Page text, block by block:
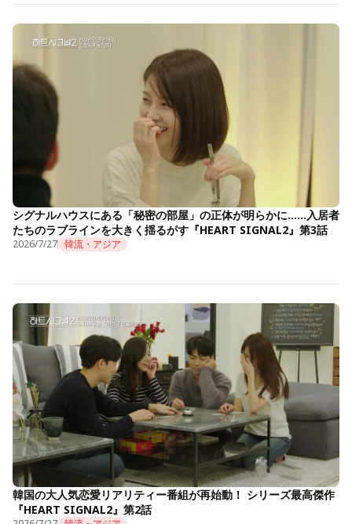
シグナルハウスにある「秘密の部屋」の正体が明らかに……入居者
たちのラブラインを大きく揺るがす『HEART SIGNAL2』第3話
2026/7/27 韓流・アジア
韓国の大人気恋愛リアリティー番組が再始動！ シリーズ最高傑作
『HEART SIGNAL2』第2話